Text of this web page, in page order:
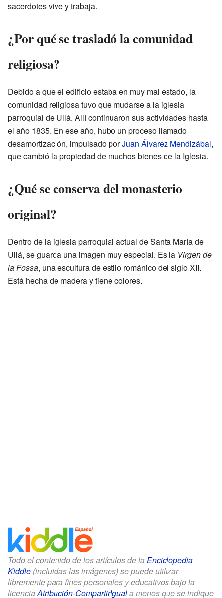
sacerdotes vive y trabaja.
¿Por qué se trasladó la comunidad
religiosa?
Debido a que el edificio estaba en muy mal estado, la
comunidad religiosa tuvo que mudarse a la iglesia
parroquial de Ullá. Allí continuaron sus actividades hasta
el año 1835. En ese año, hubo un proceso llamado
desamortización, impulsado porJuan Álvarez Mendizábal,
que cambió la propiedad de muchos bienes de la Iglesia.
¿Qué se conserva del monasterio
original?
Dentro de la iglesia parroquial actual de Santa María de
Ullá, se guarda una imagen muy especial. Es la Virgen de
la Fossa, una escultura de estilo románico del siglo XII.
Está hecha de madera y tiene colores.
Todo el contenido de los artículos de la Enciclopedia
Kiddle (incluidas las imágenes) se puede utilizar
libremente para fines personales y educativos bajo la
licenciaAtribución-CompartirIguala menos que se indique